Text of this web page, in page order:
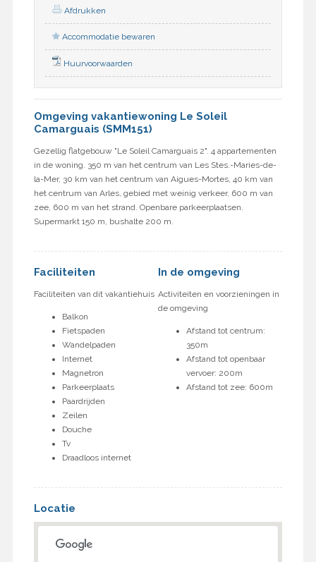
Afdrukken
Accommodatie bewaren
Huurvoorwaarden
Omgeving vakantiewoning Le Soleil
Camarguais (SMM151)
Gezellig flatgebouw "Le Soleil Camarguais 2". 4 appartementen
in de woning. 350 m van het centrum van Les Stes.-Maries-de-
la-Mer, 30 km van het centrum van Aigues-Mortes, 40 km van
het centrum van Arles, gebied met weinig verkeer, 600 m van
zee, 600 m van het strand. Openbare parkeerplaatsen.
Supermarkt 150 m, bushalte 200 m.
Faciliteiten
Faciliteiten van dit vakantiehuis
Balkon
Fietspaden
Wandelpaden
Internet
Magnetron
Parkeerplaats
Paardrijden
Zeilen
Douche
Tv
Draadloos internet
In de omgeving
Activiteiten en voorzieningen in
de omgeving
Afstand tot centrum:
350m
Afstand tot openbaar
vervoer: 200m
Afstand tot zee: 600m
Locatie